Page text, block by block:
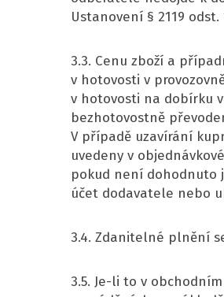
Ustanovení § 2119
3.3. Cenu zboží a
v hotovosti v
v hotovosti na dobírku
bezhotovostně
V případě uzavírání
uvedeny v
pokud není dohodnuto
účet dodavatele nebo
3.4. Zdanitelné plnění
3.5. Je-li to v